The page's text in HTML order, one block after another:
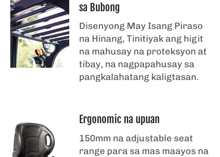
sa Bubong
Disenyong May Isang Piraso
na Hinang, Tinitiyak ang higit
na mahusay na proteksyon at
tibay, na nagpapahusay sa
pangkalahatang kaligtasan.
Ergonomic na upuan
150mm na adjustable seat
range para sa mas maayos na